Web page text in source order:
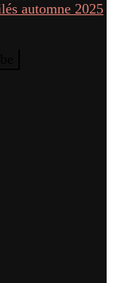
automne 2025